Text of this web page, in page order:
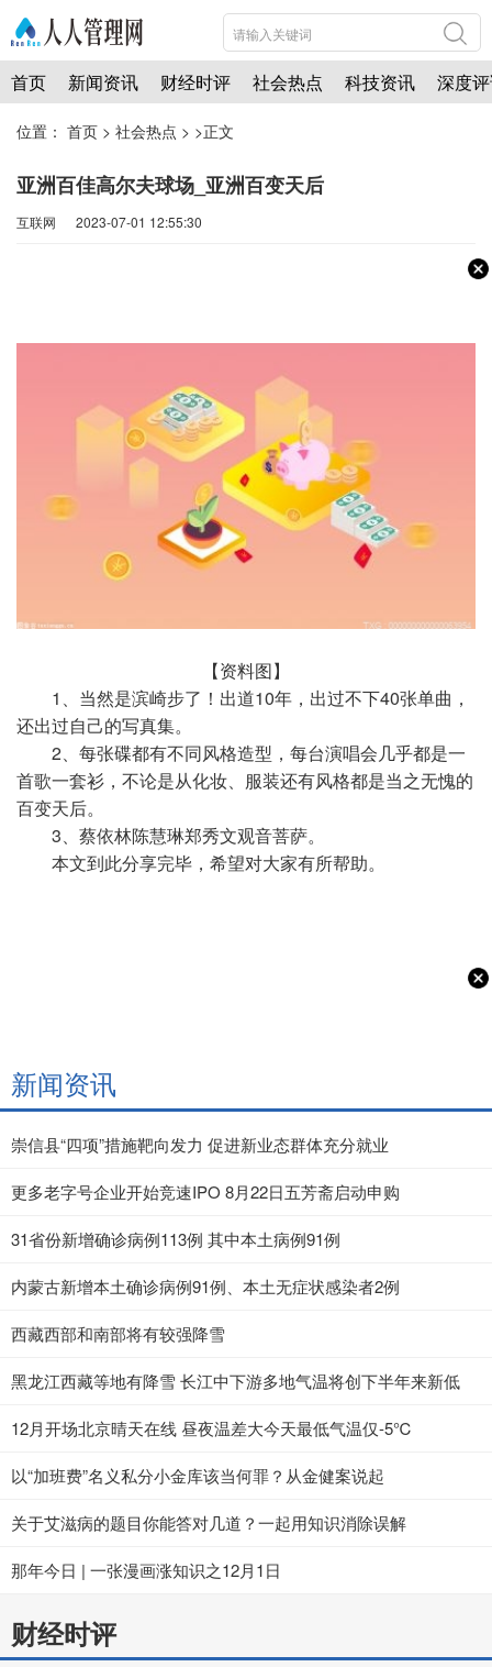
首页 新闻资讯 财经时评 社会热点 科技资讯 深度
位置： 首页 > 社会热点 > >正文
亚洲百佳高尔夫球场_亚洲百变天后
互联网 2023-07-01 12:55:30
【资料图】
1、当然是滨崎步了！出道10年，出过不下40张单曲，
还出过自己的写真集。
2、每张碟都有不同风格造型，每台演唱会几乎都是一
首歌一套衫，不论是从化妆、服装还有风格都是当之无愧的
百变天后。
3、蔡依林陈慧琳郑秀文观音菩萨。
本文到此分享完毕，希望对大家有所帮助。
新闻资讯
崇信县“四项”措施靶向发力 促进新业态群体充分就业
更多老字号企业开始竞速IPO 8月22日五芳斋启动申购
31省份新增确诊病例113例 其中本土病例91例
内蒙古新增本土确诊病例91例、本土无症状感染者2例
西藏西部和南部将有较强降雪
黑龙江西藏等地有降雪 长江中下游多地气温将创下半年来新低
12月开场北京晴天在线 昼夜温差大今天最低气温仅-5℃
以“加班费”名义私分小金库该当何罪？从金健案说起
关于艾滋病的题目你能答对几道？一起用知识消除误解
那年今日 | 一张漫画涨知识之12月1日
财经时评